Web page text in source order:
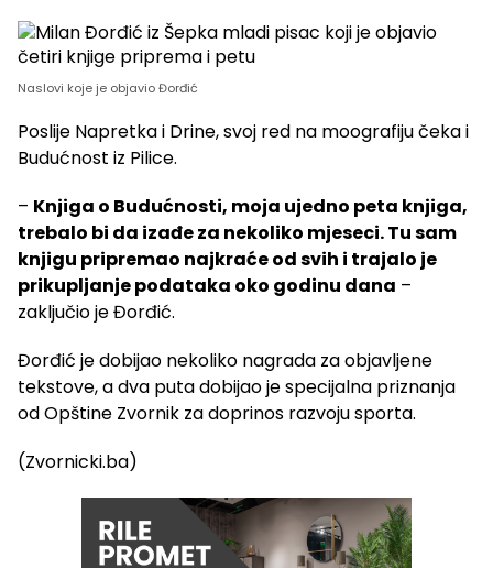
Naslovi koje je objavio Đorđić
Poslije Napretka i Drine, svoj red na moografiju čeka i
Budućnost iz Pilice.
– Knjiga o Budućnosti, moja ujedno peta knjiga,
trebalo bi da izađe za nekoliko mjeseci. Tu sam
knjigu pripremao najkraće od svih i trajalo je
prikupljanje podataka oko godinu dana –
zaključio je Đorđić.
Đorđić je dobijao nekoliko nagrada za objavljene
tekstove, a dva puta dobijao je specijalna priznanja
od Opštine Zvornik za doprinos razvoju sporta.
(Zvornicki.ba)